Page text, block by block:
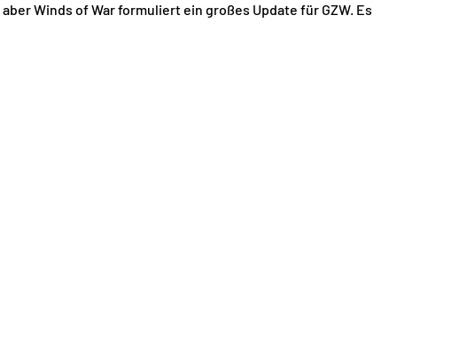
Winds of War formuliert ein großes Update für GZW. Es